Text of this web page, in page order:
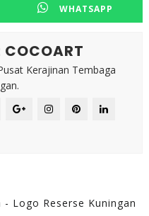
WHATSAPP
Kerajinan Tembaga
Logo Reserse Kuningan